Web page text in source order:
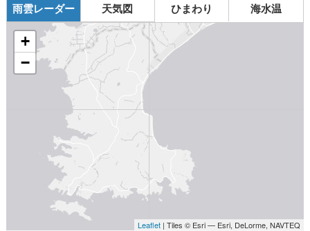
雨雲レーダー 天気図 ひまわり 海水温
+
−
Leaflet | Tiles © Esri — Esri, DeLorme, NAVTEQ